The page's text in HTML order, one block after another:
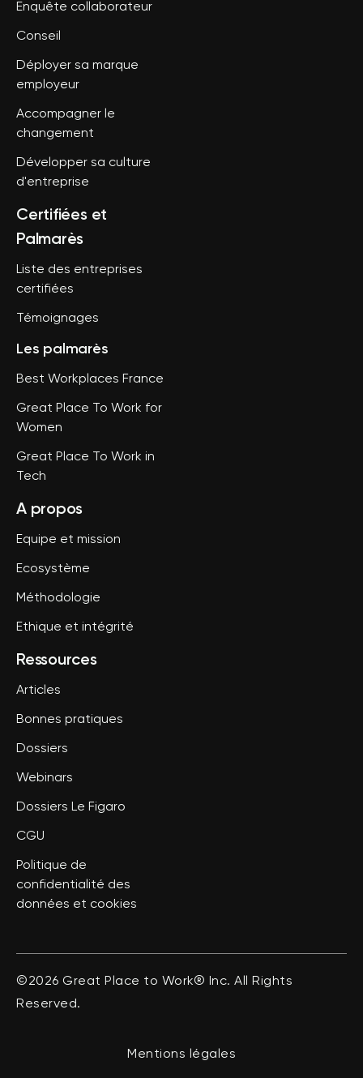
Enquête collaborateur
Conseil
Déployer sa marque
employeur
Accompagner le
changement
Développer sa culture
d'entreprise
Certifiées et
Palmarès
Liste des entreprises
certifiées
Témoignages
Les palmarès
Best Workplaces France
Great Place To Work for
Women
Great Place To Work in
Tech
A propos
Equipe et mission
Ecosystème
Méthodologie
Ethique et intégrité
Ressources
Articles
Bonnes pratiques
Dossiers
Webinars
Dossiers Le Figaro
CGU
Politique de
confidentialité des
données et cookies
©2026 Great Place to Work® Inc. All Rights
Reserved.
Mentions légales